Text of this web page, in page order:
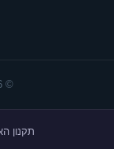
© 2026 מחוץ לפרוטוקול | פותח על ידי
תקנון